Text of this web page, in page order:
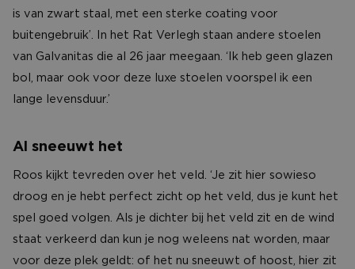
is van zwart staal, met een sterke coating voor
buitengebruik’. In het Rat Verlegh staan andere stoelen
van Galvanitas die al 26 jaar meegaan. ‘Ik heb geen glazen
bol, maar ook voor deze luxe stoelen voorspel ik een
lange levensduur.’
Al sneeuwt het
Roos kijkt tevreden over het veld. ‘Je zit hier sowieso
droog en je hebt perfect zicht op het veld, dus je kunt het
spel goed volgen. Als je dichter bij het veld zit en de wind
staat verkeerd dan kun je nog weleens nat worden, maar
voor deze plek geldt: of het nu sneeuwt of hoost, hier zit